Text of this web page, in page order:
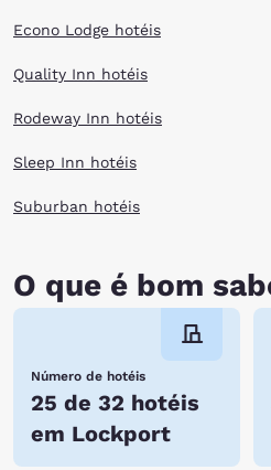
Econo Lodge hotéis
Quality Inn hotéis
Rodeway Inn hotéis
Sleep Inn hotéis
Suburban hotéis
O que é bom
Número de hotéis
25 de 32 hotéis
em Lockport